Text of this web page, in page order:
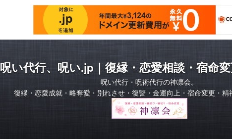
呪い代行、呪い.jp｜復縁・恋愛相談・宿命変
呪い代行・呪術代行の神凛会。
復縁・恋愛成就・略奪愛・別れさせ・復讐・金運向上・宿命変更・